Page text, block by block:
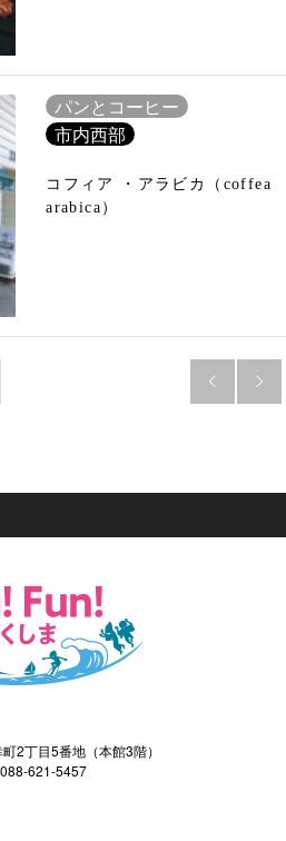
パンとコーヒー
市内西部
コフィア ・アラビカ（coffea
arabica）
 
2丁目5番地（本館3階）
621-5457